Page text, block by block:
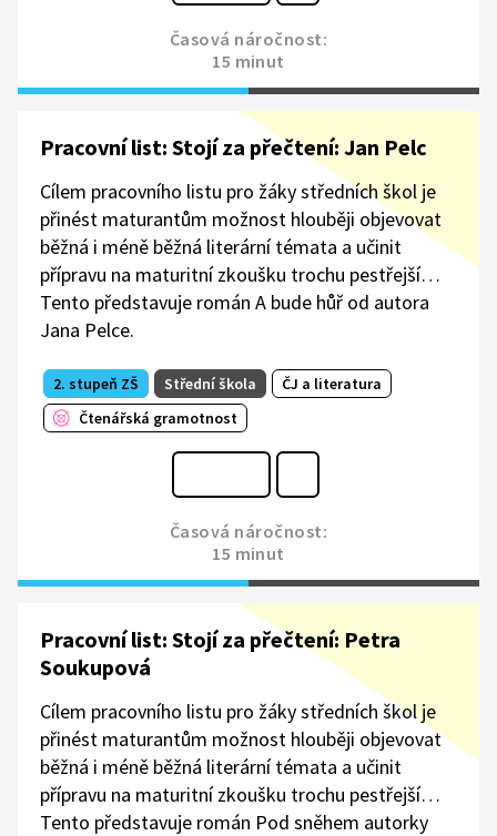
Časová náročnost:
15 minut
Pracovní list: Stojí za přečtení: Jan Pelc
Cílem pracovního listu pro žáky středních škol je
přinést maturantům možnost hlouběji objevovat
běžná i méně běžná literární témata a učinit
přípravu na maturitní zkoušku trochu pestřejší…
Tento představuje román A bude hůř od autora
Jana Pelce.
2. stupeň ZŠ Střední škola
ČJ a literatura
Čtenářská gramotnost
Časová náročnost:
15 minut
Pracovní list: Stojí za přečtení: Petra
Soukupová
Cílem pracovního listu pro žáky středních škol je
přinést maturantům možnost hlouběji objevovat
běžná i méně běžná literární témata a učinit
přípravu na maturitní zkoušku trochu pestřejší…
Tento představuje román Pod sněhem autorky